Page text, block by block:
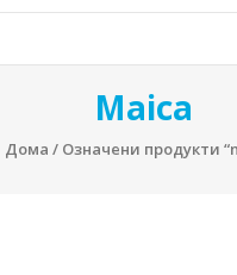
Maica
Дома / Означени продукти